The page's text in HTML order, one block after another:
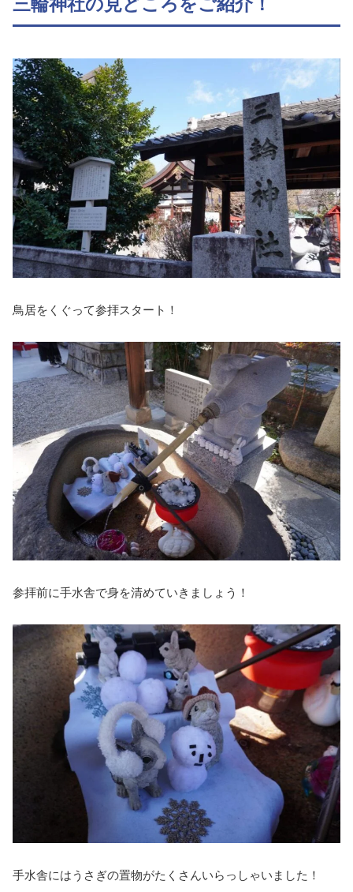
三輪神社の見どころをご紹介！
鳥居をくぐって参拝スタート！
参拝前に手水舎で身を清めていきましょう！
手水舎にはうさぎの置物がたくさんいらっしゃいました！